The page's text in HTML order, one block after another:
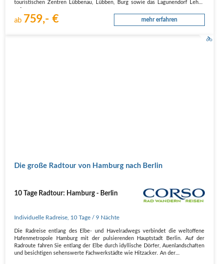
touristischen Zentren Lübbenau, Lübben, Burg sowie das Lagunendorf Lehde
ab 759,- € mehr erfahren
Die große Radtour von Hamburg nach Berlin
10 Tage Radtour: Hamburg - Berlin
Individuelle Radreise 10 Tage / 9 Nächte
Die Radreise entlang des Elbe- und Havelradwegs verbindet die weltoffene
Hafenmetropole Hamburg mit der pulsierenden Hauptstadt Berlin. Auf der
Radroute fahren Sie entlang der Elbe durch idyllische Dörfer, Auenlandschaften
und besichtigen sehenswerte Fachwerkstädte wie Hitzacker. An der…